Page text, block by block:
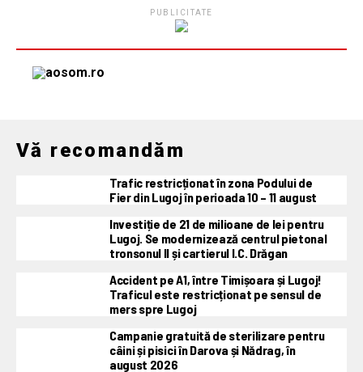
PUBLICITATE
Vă recomandăm
Trafic restricționat în zona Podului de
Fier din Lugoj în perioada 10 – 11 august
Investiție de 21 de milioane de lei pentru
Lugoj. Se modernizează centrul pietonal
tronsonul II și cartierul I.C. Drăgan
Accident pe A1, între Timișoara și Lugoj!
Traficul este restricționat pe sensul de
mers spre Lugoj
Campanie gratuită de sterilizare pentru
câini și pisici în Darova și Nădrag, în
august 2026